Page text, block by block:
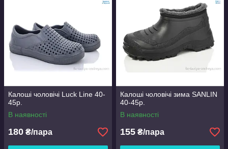
Калоші чоловічі Luck Line 40-
45р.
В наявності
180 ₴/пара
Калоші чоловічі зима SANLIN
40-45р.
В наявності
155 ₴/пара